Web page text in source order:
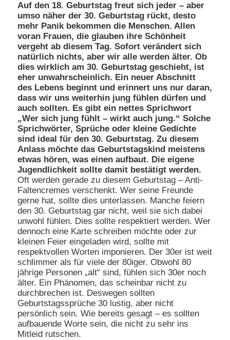
Auf den 18. Geburtstag freut sich jeder – aber
umso näher der 30. Geburtstag rückt, desto
mehr Panik bekommen die Menschen. Allen
voran Frauen, die glauben ihre Schönheit
vergeht ab diesem Tag. Sofort verändert sich
natürlich nichts, aber wir alle werden älter. Ob
dies wirklich am 30. Geburtstag geschieht, ist
eher unwahrscheinlich. Ein neuer Abschnitt
des Lebens beginnt und erinnert uns nur daran,
dass wir uns weiterhin jung fühlen dürfen und
auch sollten. Es gibt ein nettes Sprichwort
„Wer sich jung fühlt – wirkt auch jung.“ Solche
Sprichwörter, Sprüche oder kleine Gedichte
sind ideal für den 30. Geburtstag. Zu diesem
Anlass möchte das Geburtstagskind meistens
etwas hören, was einen aufbaut. Die eigene
Jugendlichkeit sollte damit bestätigt werden.
Oft werden gerade zu diesem Geburtstag – Anti-
Faltencremes verschenkt. Wer seine Freunde
gerne hat, sollte dies unterlassen. Manche feiern
den 30. Geburtstag gar nicht, weil sie sich dabei
unwohl fühlen. Dies sollte respektiert werden. Wer
dennoch eine Karte schreiben möchte oder zur
kleinen Feier eingeladen wird, sollte mit
respektvollen Worten imponieren. Der 30er ist weit
schlimmer als für viele der 80iger. Obwohl 80
jährige Personen „alt“ sind, fühlen sich 30er noch
älter. Ein Phänomen, das scheinbar nicht zu
durchbrechen ist. Deswegen sollten
Geburtstagssprüche 30 lustig, aber nicht
persönlich sein. Wie bereits gesagt – es sollten
aufbauende Worte sein, die nicht zu sehr ins
Mitleid rutschen.